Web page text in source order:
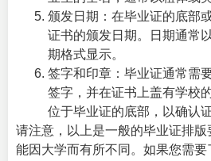
颁发日期：在毕业证的底部
证书的颁发日期。日期通常
期格式显示。
签字和印章：毕业证通常需
签字，并在证书上盖有学校
位于毕业证的底部，以确认
请注意，以上是一般的毕业证排
能因大学而有所不同。如果您需